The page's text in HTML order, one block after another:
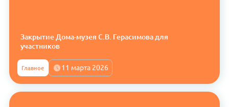
Закрытие Дома-музея С.В. Герасимова для
участников
Главное 11 марта 2026